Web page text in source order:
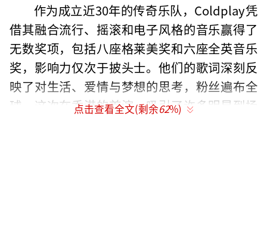
作为成立近30年的传奇乐队，Coldplay凭
借其融合流行、摇滚和电子风格的音乐赢得了
无数奖项，包括八座格莱美奖和六座全英音乐
奖，影响力仅次于披头士。他们的歌词深刻反
映了对生活、爱情与梦想的思考，粉丝遍布全
球。这次在香港的首演，吸引了许多明星到场
点击查看全文(剩余62%)